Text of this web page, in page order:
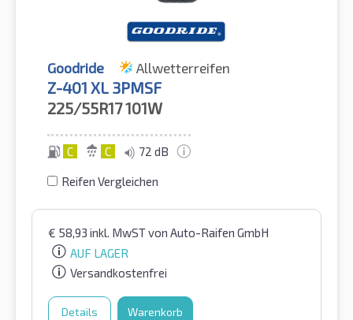
Goodride Allwetterreifen
Z-401 XL 3PMSF
225/55R17101W
C C 72 dB
Reifen Vergleichen
€ 58,93 inkl. MwSTvon Auto-Raifen GmbH
AUF LAGER
Versandkostenfrei
Details Warenkorb